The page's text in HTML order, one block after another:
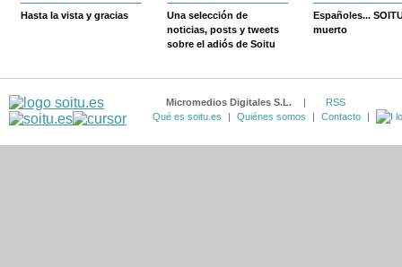
Hasta la vista y gracias
Una selección de
noticias, posts y tweets
sobre el adiós de Soitu
Españoles...
muerto
Micromedios Digitales S.L. |
RSS
Qué es soitu.es
| Quiénes somos | Contacto |